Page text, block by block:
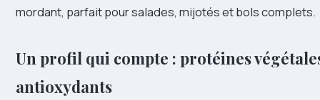
mordant, parfait pour salades, mijotés et bols complets.
Un profil qui compte : protéines
antioxydants